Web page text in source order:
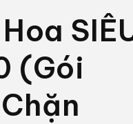
(Gói